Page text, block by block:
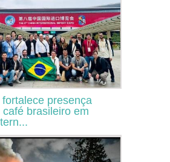
presença
brasileiro em